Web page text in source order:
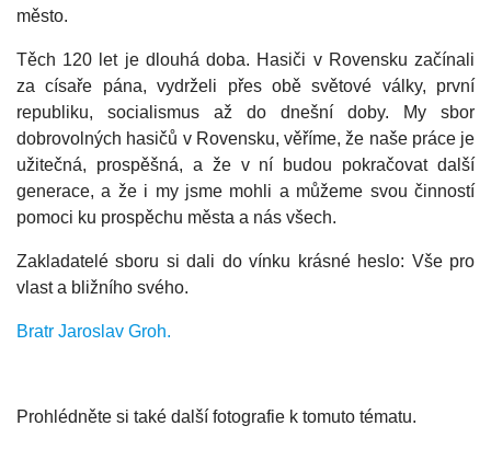
město.
Těch 120 let je dlouhá doba. Hasiči v Rovensku začínali
za císaře pána, vydrželi přes obě světové války, první
republiku, socialismus až do dnešní doby. My sbor
dobrovolných hasičů v Rovensku, věříme, že naše práce je
užitečná, prospěšná, a že v ní budou pokračovat další
generace, a že i my jsme mohli a můžeme svou činností
pomoci ku prospěchu města a nás všech.
Zakladatelé sboru si dali do vínku krásné heslo: Vše pro
vlast a bližního svého.
Bratr Jaroslav Groh.
Prohlédněte si také další fotografie k tomuto tématu.